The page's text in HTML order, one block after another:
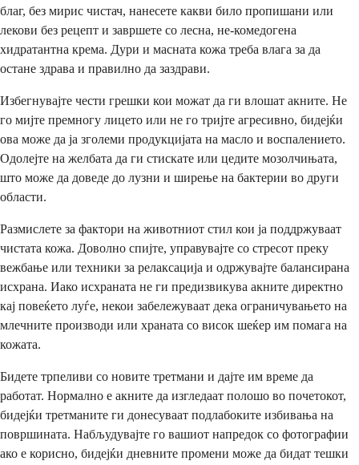
благ, без мирис чистач, нанесете какви било пропишани или
лекови без рецепт и завршете со лесна, не-комедогена
хидратантна крема. Дури и масната кожа треба влага за да
остане здрава и правилно да заздрави.
Избегнувајте чести грешки кои можат да ги влошат акните. Не
го мијте премногу лицето или не го тријте агресивно, бидејќи
ова може да ја зголеми продукцијата на масло и воспалението.
Одолејте на желбата да ги стискате или цедите мозолчињата,
што може да доведе до лузни и ширење на бактерии во други
области.
Размислете за фактори на животниот стил кои ја поддржуваат
чистата кожа. Доволно спијте, управувајте со стресот преку
вежбање или техники за релаксација и одржувајте балансирана
исхрана. Иако исхраната не ги предизвикува акните директно
кај повеќето луѓе, некои забележуваат дека ограничувањето на
млечните производи или храната со висок шеќер им помага на
кожата.
Бидете трпеливи со новите третмани и дајте им време да
работат. Нормално е акните да изгледаат полошо во почетокот,
бидејќи третманите ги донесуваат подлабоките избивања на
површината. Набљудувајте го вашиот напредок со фотографии
ако е корисно, бидејќи дневните промени може да бидат тешки